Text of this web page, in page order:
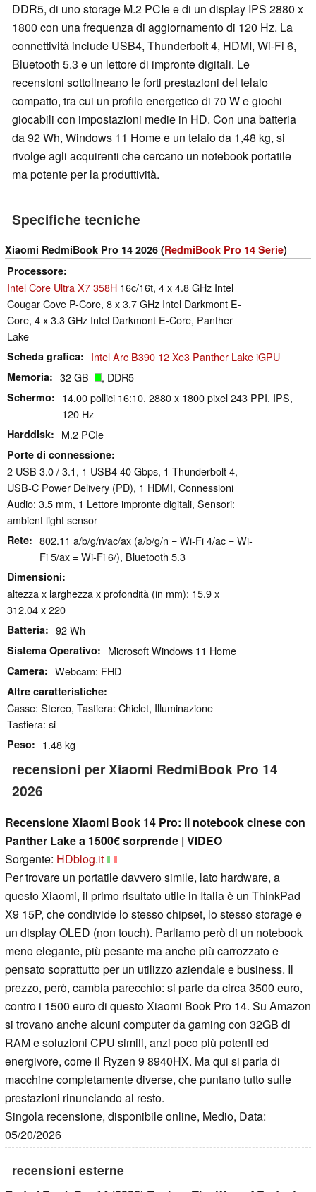
DDR5, di uno storage M.2 PCIe e di un display IPS 2880 x
1800 con una frequenza di aggiornamento di 120 Hz. La
connettività include USB4, Thunderbolt 4, HDMI, Wi-Fi 6,
Bluetooth 5.3 e un lettore di impronte digitali. Le
recensioni sottolineano le forti prestazioni del telaio
compatto, tra cui un profilo energetico di 70 W e giochi
giocabili con impostazioni medie in HD. Con una batteria
da 92 Wh, Windows 11 Home e un telaio da 1,48 kg, si
rivolge agli acquirenti che cercano un notebook portatile
ma potente per la produttività.
Specifiche tecniche
Xiaomi RedmiBook Pro 14 2026 (RedmiBook Pro 14 Serie)
Processore
Intel Core Ultra X7 358H 16c/16t, 4 x 4.8 GHz Intel
Cougar Cove P-Core, 8 x 3.7 GHz Intel Darkmont E-
Core, 4 x 3.3 GHz Intel Darkmont E-Core, Panther
Lake
Scheda grafica Intel Arc B390 12 Xe3 Panther Lake iGPU
Memoria 32 GB , DDR5
Schermo
14.00 pollici 16:10, 2880 x 1800 pixel 243 PPI, IPS,
120 Hz
Harddisk M.2 PCIe
Porte di connessione
2 USB 3.0 / 3.1, 1 USB4 40 Gbps, 1 Thunderbolt 4,
USB-C Power Delivery (PD), 1 HDMI, Connessioni
Audio: 3.5 mm, 1 Lettore impronte digitali, Sensori:
ambient light sensor
Rete
802.11 a/b/g/n/ac/ax (a/b/g/n = Wi-Fi 4/ac = Wi-
Fi 5/ax = Wi-Fi 6/), Bluetooth 5.3
Dimensioni
altezza x larghezza x profondità (in mm): 15.9 x
312.04 x 220
Batteria 92 Wh
Sistema Operativo Microsoft Windows 11 Home
Camera Webcam: FHD
Altre caratteristiche
Casse: Stereo, Tastiera: Chiclet, Illuminazione
Tastiera: si
Peso 1.48 kg
recensioni per Xiaomi RedmiBook Pro 14
2026
Recensione Xiaomi Book 14 Pro: il notebook cinese con
Panther Lake a 1500€ sorprende | VIDEO
Sorgente: HDblog.it
Per trovare un portatile davvero simile, lato hardware, a
questo Xiaomi, il primo risultato utile in Italia è un ThinkPad
X9 15P, che condivide lo stesso chipset, lo stesso storage e
un display OLED (non touch). Parliamo però di un notebook
meno elegante, più pesante ma anche più carrozzato e
pensato soprattutto per un utilizzo aziendale e business. Il
prezzo, però, cambia parecchio: si parte da circa 3500 euro,
contro i 1500 euro di questo Xiaomi Book Pro 14. Su Amazon
si trovano anche alcuni computer da gaming con 32GB di
RAM e soluzioni CPU simili, anzi poco più potenti ed
energivore, come il Ryzen 9 8940HX. Ma qui si parla di
macchine completamente diverse, che puntano tutto sulle
prestazioni rinunciando al resto.
Singola recensione, disponibile online, Medio, Data:
05/20/2026
recensioni esterne